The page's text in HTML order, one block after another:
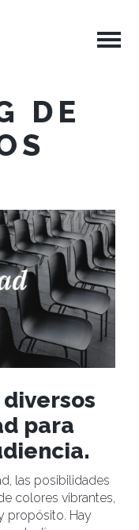
DE
para
las posibilidades
colores vibrantes,
propósito. Hay